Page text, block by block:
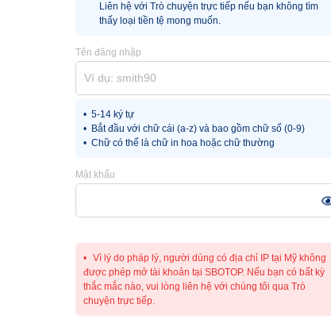
Liên hệ với Trò chuyện trực tiếp nếu bạn không tìm
thấy loại tiền tệ mong muốn.
Tên đăng nhập
5-14 ký tự
Bắt đầu với chữ cái (a-z) và bao gồm chữ số (0-9)
Chữ có thể là chữ in hoa hoặc chữ thường
Mật khẩu
Vì lý do pháp lý, người dùng có địa chỉ IP tại Mỹ không
được phép mở tài khoản tại SBOTOP. Nếu bạn có bất kỳ
thắc mắc nào, vui lòng liên hệ với chúng tôi qua Trò
chuyện trực tiếp.